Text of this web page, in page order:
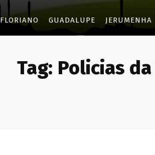
FLORIANO GUADALUPE JERUMENHA
Tag: Policias da